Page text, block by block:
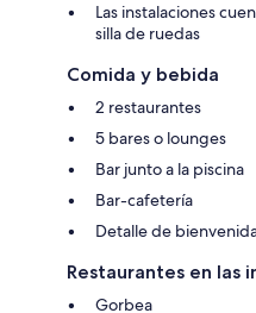
Las instalaciones
silla de ruedas
Comida y bebida
2 restaurantes
5 bares o lounges
Bar junto a la piscina
Bar-cafetería
Detalle de
Restaurantes en las
Gorbea